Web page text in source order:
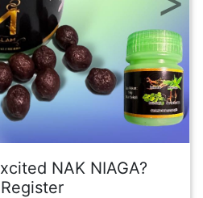
NAK NIAGA?